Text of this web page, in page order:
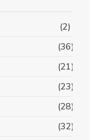
(2)
(36)
(21)
(23)
(28)
(32)